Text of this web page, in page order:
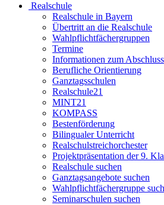
Realschule
Realschule in Bayern
Übertritt an die Realschule
Wahlpflichtfächergruppen
Termine
Informationen zum Abschluss
Berufliche Orientierung
Ganztagsschulen
Realschule21
MINT21
KOMPASS
Bestenförderung
Bilingualer Unterricht
Realschulstreichorchester
Projektpräsentation der 9.
Realschule suchen
Ganztagsangebote suchen
Wahlpflichtfächergruppe
Seminarschulen suchen